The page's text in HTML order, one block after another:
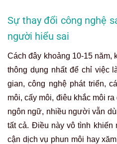
Sự thay đổi công nghệ
người hiểu sai
Cách đây khoảng 10-15 năm,
thông dụng nhất để chỉ việc
gian, công nghệ phát triển,
môi, cấy môi, điêu khắc môi
ngôn ngữ, nhiều người vẫn
tất cả. Điều này vô tình khiến
cận dịch vụ phun môi hay